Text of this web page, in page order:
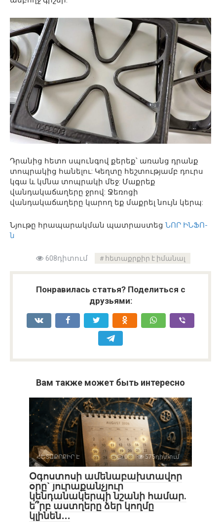
Դրանից հետո սպունգով քերեք՝ առանց դրանք
տոպրակից հանելու: Կեղտը հեշտությամբ դուրս
կգա և կմնա տոպրակի մեջ: Մաքրեք
վանդակաճաղերը ջրով: Ջեռոցի
վանդակաճաղերը կարող եք մաքրել նույն կերպ:
Նյութը հրապարակման պատրաստեց ՆՈՐ ԻՆՖՈ-
ն
608դիտում հետաքրքիր է իմանալ
Понравилась статья? Поделиться с
друзьями:
Вам также может быть интересно
ՀԵՏԱՔՐՔԻՐ Է 0 575դիտում
Օգոստոսի ամենաբախտավոր
օրը` յուրաքանչյուր
կենդանակերպի նշանի համար.
ե՞րբ աստղերը ձեր կողմը
կլինեն․․․